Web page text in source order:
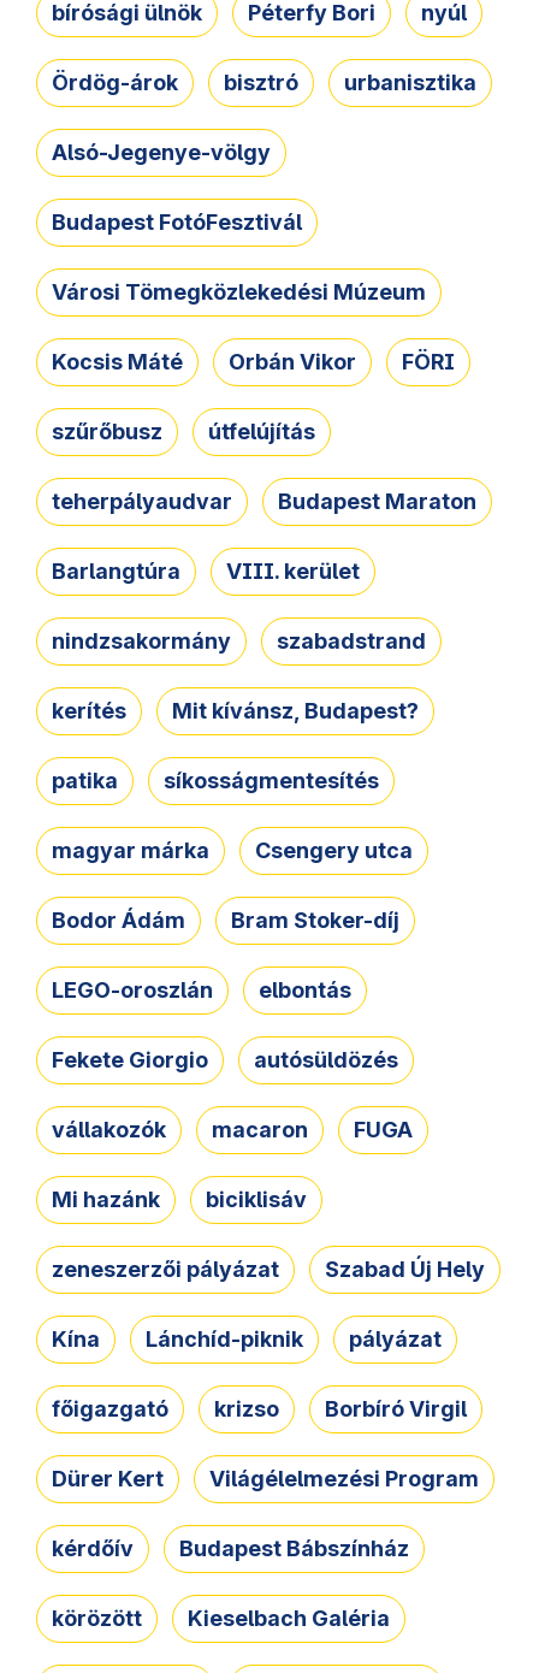
bírósági ülnök Péterfy Bori nyúl
Ördög-árok bisztró urbanisztika
Alsó-Jegenye-völgy
Budapest FotóFesztivál
Városi Tömegközlekedési Múzeum
Kocsis Máté Orbán Vikor FÖRI
szűrőbusz útfelújítás
teherpályaudvar Budapest Maraton
Barlangtúra VIII. kerület
nindzsakormány szabadstrand
kerítés Mit kívánsz, Budapest?
patika síkosságmentesítés
magyar márka Csengery utca
Bodor Ádám Bram Stoker-díj
LEGO-oroszlán elbontás
Fekete Giorgio autósüldözés
vállakozók macaron FUGA
Mi hazánk biciklisáv
zeneszerzői pályázat Szabad Új Hely
Kína Lánchíd-piknik pályázat
főigazgató krizso Borbíró Virgil
Dürer Kert Világélelmezési Program
kérdőív Budapest Bábszínház
körözött Kieselbach Galéria